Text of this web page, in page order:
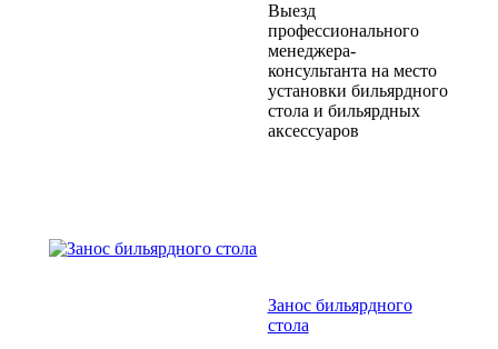
Выезд
профессионального
менеджера-
консультанта на место
установки бильярдного
стола и бильярдных
аксессуаров
Занос бильярдного
стола